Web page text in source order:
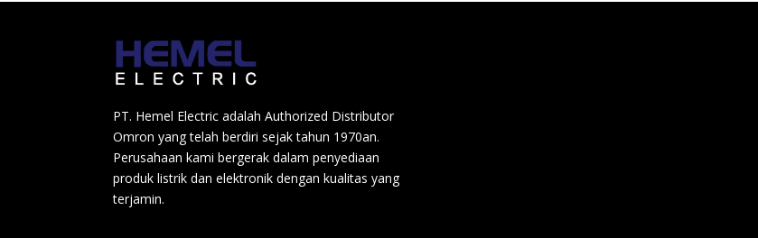
PT. Hemel Electric adalah Authorized Distributor
Omron yang telah berdiri sejak tahun 1970an.
Perusahaan kami bergerak dalam penyediaan
produk listrik dan elektronik dengan kualitas yang
terjamin.